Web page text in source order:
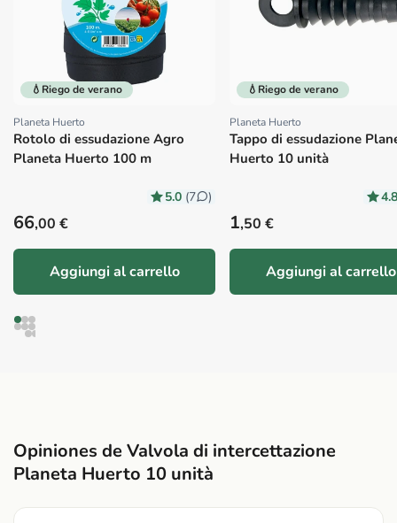
💧Riego de verano
Proveedor:
Planeta Huerto
Rotolo di essudazione Agro
Planeta Huerto 100 m
5.0 (7 )
Precio habitual
66,00 €
Aggiungi al carrello
💧Riego de verano
Proveedor:
Planeta Huerto
Tappo di essudazione
Huerto 10 unità
Precio habitual
1,50 €
Aggiungi al carrello
Opiniones de Valvola di intercettazione
Planeta Huerto 10 unità